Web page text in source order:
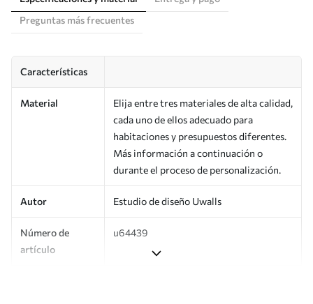
Preguntas más frecuentes
Características
Material
Elija entre tres materiales de alta calidad,
cada uno de ellos adecuado para
habitaciones y presupuestos diferentes.
Más información a continuación o
durante el proceso de personalización.
Autor Estudio de diseño Uwalls
Número de
artículo
u64439